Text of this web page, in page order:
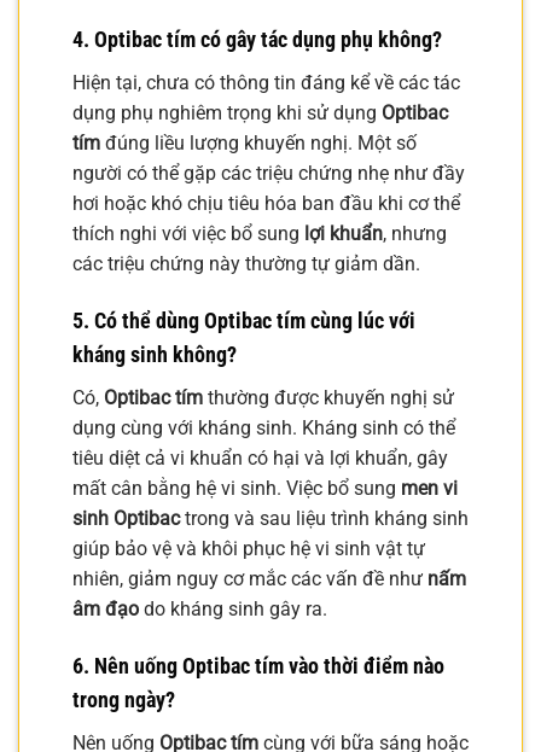
4. Optibac tím có gây tác dụng phụ không?
Hiện tại, chưa có thông tin đáng kể về các tác
dụng phụ nghiêm trọng khi sử dụng Optibac
tím đúng liều lượng khuyến nghị. Một số
người có thể gặp các triệu chứng nhẹ như đầy
hơi hoặc khó chịu tiêu hóa ban đầu khi cơ thể
thích nghi với việc bổ sung lợi khuẩn, nhưng
các triệu chứng này thường tự giảm dần.
5. Có thể dùng Optibac tím cùng lúc với
kháng sinh không?
Có, Optibac tím thường được khuyến nghị sử
dụng cùng với kháng sinh. Kháng sinh có thể
tiêu diệt cả vi khuẩn có hại và lợi khuẩn, gây
mất cân bằng hệ vi sinh. Việc bổ sung men vi
sinh Optibactrong và sau liệu trình kháng sinh
giúp bảo vệ và khôi phục hệ vi sinh vật tự
nhiên, giảm nguy cơ mắc các vấn đề như nấm
âm đạo do kháng sinh gây ra.
6. Nên uống Optibac tím vào thời điểm nào
trong ngày?
Nên uống Optibac tím cùng với bữa sáng hoặc